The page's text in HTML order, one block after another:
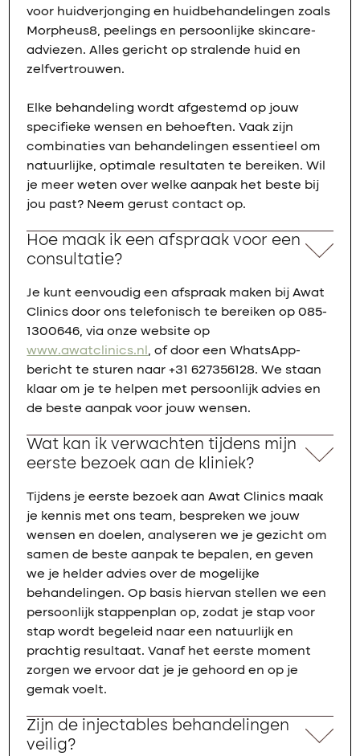
voor huidverjonging en huidbehandelingen zoals
Morpheus8, peelings en persoonlijke skincare-
adviezen. Alles gericht op stralende huid en
zelfvertrouwen.
Elke behandeling wordt afgestemd op jouw
specifieke wensen en behoeften. Vaak zijn
combinaties van behandelingen essentieel om
natuurlijke, optimale resultaten te bereiken. Wil
je meer weten over welke aanpak het beste bij
jou past? Neem gerust contact op.
Hoe maak ik een afspraak voor een
consultatie?
Je kunt eenvoudig een afspraak maken bij Awat
Clinics door ons telefonisch te bereiken op 085-
1300646, via onze website op
www.awatclinics.nl , of door een WhatsApp-
bericht te sturen naar +31 627356128. We staan
klaar om je te helpen met persoonlijk advies en
de beste aanpak voor jouw wensen.
Wat kan ik verwachten tijdens mijn
eerste bezoek aan de kliniek?
Tijdens je eerste bezoek aan Awat Clinics maak
je kennis met ons team, bespreken we jouw
wensen en doelen, analyseren we je gezicht om
samen de beste aanpak te bepalen, en geven
we je helder advies over de mogelijke
behandelingen. Op basis hiervan stellen we een
persoonlijk stappenplan op, zodat je stap voor
stap wordt begeleid naar een natuurlijk en
prachtig resultaat. Vanaf het eerste moment
zorgen we ervoor dat je je gehoord en op je
gemak voelt.
Zijn de injectables behandelingen
veilig?